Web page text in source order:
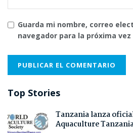
Guarda mi nombre, correo
navegador para la próxima
Top Stories
Tanzania lanza
Aquaculture